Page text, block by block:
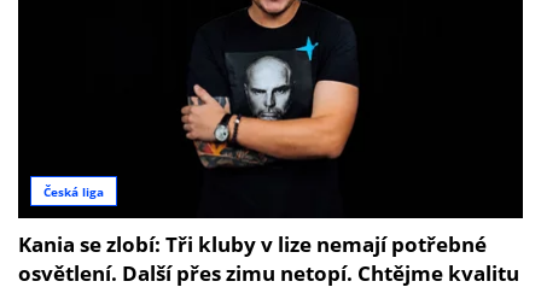
Česká liga
Kania se zlobí: Tři kluby v lize nemají potřebné
osvětlení. Další přes zimu netopí. Chtějme kvalitu